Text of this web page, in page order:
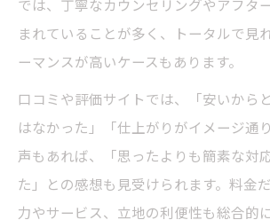
では、丁寧なカウンセリングやアフタ
まれていることが多く、トータルで見
ーマンスが高いケースもあります。
口コミや評価サイトでは、「安いから
はなかった」「仕上がりがイメージ通
声もあれば、「思ったよりも簡素な対
た」との感想も見受けられます。料金
力やサービス、立地の利便性も総合的